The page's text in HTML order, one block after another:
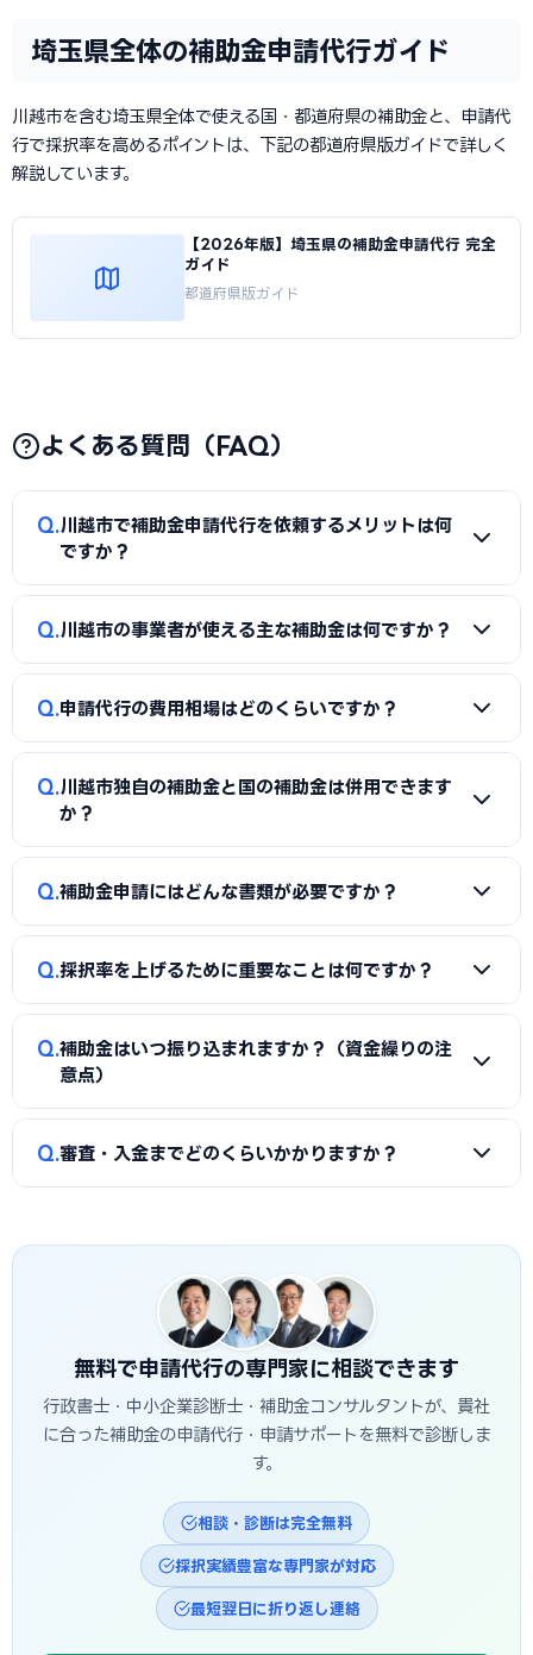
埼玉県全体の補助金申請代行ガイド
川越市を含む埼玉県全体で使える国・都道府県の補助金と、申請代
行で採択率を高めるポイントは、下記の都道府県版ガイドで詳しく
解説しています。
【2026年版】埼玉県の補助金申請代行 完全
ガイド
都道府県版ガイド
よくある質問（FAQ）
Q 川越市で補助金申請代行を依頼するメリットは何
ですか？
A
補助金は事業計画書の完成度で採択率が大きく変わりま
成、必要書類の整備、申請システム（電子申請）の操作、採
択後の実績報告まで一貫してサポートを受けられます。本業に
Q 川越市の事業者が使える主な補助金は何ですか？
A
国の「ものづくり補助金」「IT導入補助金」「小規模事
投資補助金」に加え、川越市独自の補助金・助成金が活用で
きます。詳しくは本記事の「川越市独自の補助金制度」「国
の主要補助金」の各セクションをご覧ください。
Q 申請代行の費用相場はどのくらいですか？
A
一般的に「着手金（無料〜数万円）＋成功報酬（採択額
の10〜15%程度）」の体系が多く、完全成功報酬型の事務所
約前に見積もりと報酬条件を必ず確認しましょう。当サイト
では川越市に対応した実績豊富な専門家を無料でご紹介して
Q 川越市独自の補助金と国の補助金は併用できます
か？
A
同一経費への重複申請はできませんが、対象経費を「設備
金）」のように分けることで、異なる経費項目について両方
を活用できるケースがあります。経費按分の計画は事前に専門
Q 補助金申請にはどんな書類が必要ですか？
A
一般的に、事業計画書、見積書、決算書（直近2期分）、
類（賃上げ表明・事業継続力強化計画の認定等）も求められ
ます。申請代行ではこれらの書類整備と不備チェックを代行
し、差し戻しによる遅延を防ぎます。
Q 採択率を上げるために重要なことは何ですか？
A
①公募要領の加点項目を漏れなく満たすこと、②課題・解
決策・効果を定量的（数値）で示すこと、③事業の革新性と
市の地域特性や自社の強みを盛り込んだ計画書ほど高く評価
されます。申請代行はこの作り込みを専門的に支援します。
Q 補助金はいつ振り込まれますか？（資金繰りの注
意点）
A
補助金は原則「後払い（精算払い）」です。採択後にいっ
Q 審査・入金までどのくらいかかりますか？
決定・事業実施・実績報告を経て入金されるため、申請から
入金まで半年〜1年程度かかるのが一般的です。川越市独自の
補助金は予算上限に達し次第終了する場合があるため、早め
の相談・申請が有利です。
無料で申請代行の専門家に相談できます
行政書士・中小企業診断士・補助金コンサルタントが、貴社
に合った補助金の申請代行・申請サポートを無料で診断しま
す。
相談・診断は完全無料
採択実績豊富な専門家が対応
最短翌日に折り返し連絡